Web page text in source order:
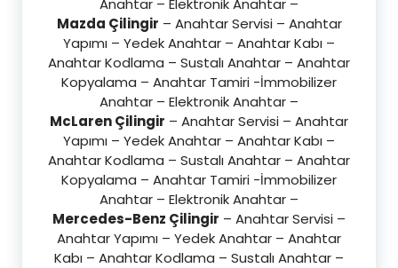
Anahtar – Elektronik Anahtar –
Mazda Çilingir – Anahtar Servisi – Anahtar
Yapımı – Yedek Anahtar – Anahtar Kabı –
Anahtar Kodlama – Sustalı Anahtar – Anahtar
Kopyalama – Anahtar Tamiri -İmmobilizer
Anahtar – Elektronik Anahtar –
McLaren Çilingir – Anahtar Servisi – Anahtar
Yapımı – Yedek Anahtar – Anahtar Kabı –
Anahtar Kodlama – Sustalı Anahtar – Anahtar
Kopyalama – Anahtar Tamiri -İmmobilizer
Anahtar – Elektronik Anahtar –
Mercedes-Benz Çilingir – Anahtar Servisi –
Anahtar Yapımı – Yedek Anahtar – Anahtar
Kabı – Anahtar Kodlama – Sustalı Anahtar –